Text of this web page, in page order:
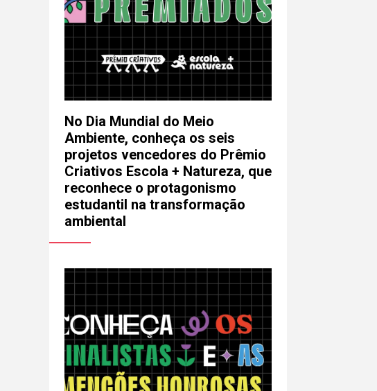
No Dia Mundial do Meio
Ambiente, conheça os seis
projetos vencedores do Prêmio
Criativos Escola + Natureza, que
reconhece o protagonismo
estudantil na transformação
ambiental
E-mail
Telefone (opcional)